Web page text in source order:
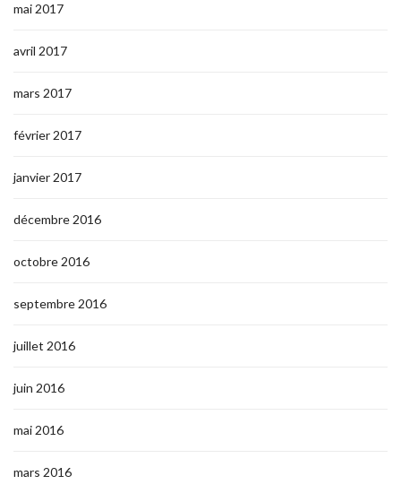
mai 2017
avril 2017
mars 2017
février 2017
janvier 2017
décembre 2016
octobre 2016
septembre 2016
juillet 2016
juin 2016
mai 2016
mars 2016